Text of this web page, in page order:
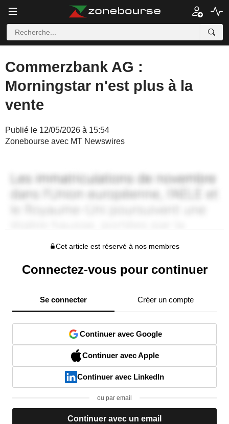
Commerzbank AG :
Morningstar n'est plus à la
vente
Publié le 12/05/2026 à 15:54
Zonebourse avec MT Newswires
Cet article est réservé à nos membres
Connectez-vous pour continuer
Se connecter Créer un compte
Continuer avec Google
Continuer avec Apple
Continuer avec LinkedIn
ou par email
Continuer avec un email